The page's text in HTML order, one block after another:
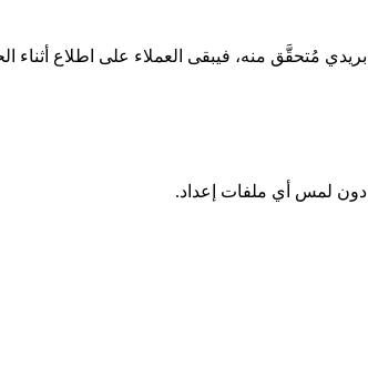
مُتحقَّق منه، فيبقى العملاء على اطلاع أثناء
دون لمس أي ملفات إعداد.